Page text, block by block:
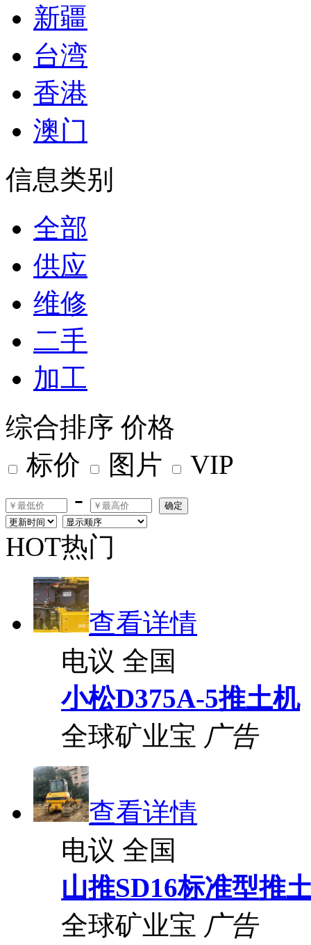
新疆
台湾
香港
澳门
信息类别
全部
供应
维修
二手
加工
综合排序 价格
标价
图片
VIP
-
确定
HOT热门
查看详情
电议 全国
小松D375A-5推土机
全球矿业宝 广告
查看详情
电议 全国
山推SD16标准型推
全球矿业宝 广告